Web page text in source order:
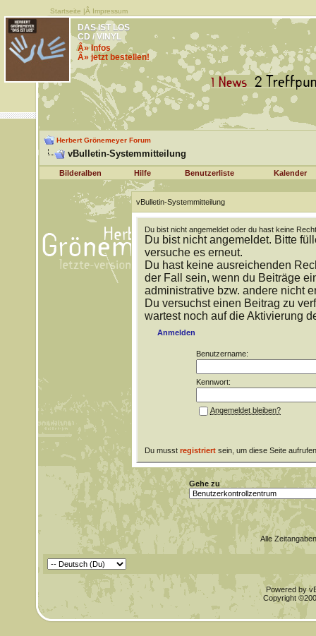
Startseite |Â Impressum
DAS IST LOS
CD / VINYL
Â» Infos
Â» jetzt bestellen!
Herbert Grönemeyer Forum
vBulletin-Systemmitteilung
Bilderalben Hilfe Benutzerliste Kalender
vBulletin-Systemmitteilung
Du bist nicht angemeldet oder du hast keine
Du bist nicht angemeldet. Bitte
versuche es erneut.
Du hast keine ausreichenden
der Fall sein, wenn du Beiträge
administrative bzw. andere nicht
Du versuchst einen Beitrag zu
wartest noch auf die Aktivierung
Anmelden
Benutzername:
Kennwort:
Angemeldet bleiben?
Du musst registriertsein, um diese Seite
Gehe zu
Alle
Powered by
Copyright